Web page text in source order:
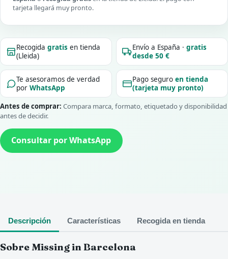
tarjeta llegará muy pronto.
Recogidagratis en tienda
(Lleida)
Envío a España ·gratis
desde 50 €
Te asesoramos de verdad
porWhatsApp
Pago seguroen tienda
(tarjeta muy pronto)
Antes de comprar: Compara marca, formato, etiquetado y disponibilidad
antes de decidir.
Consultar por WhatsApp
Descripción Características Recogida en tienda
Sobre Missing in Barcelona